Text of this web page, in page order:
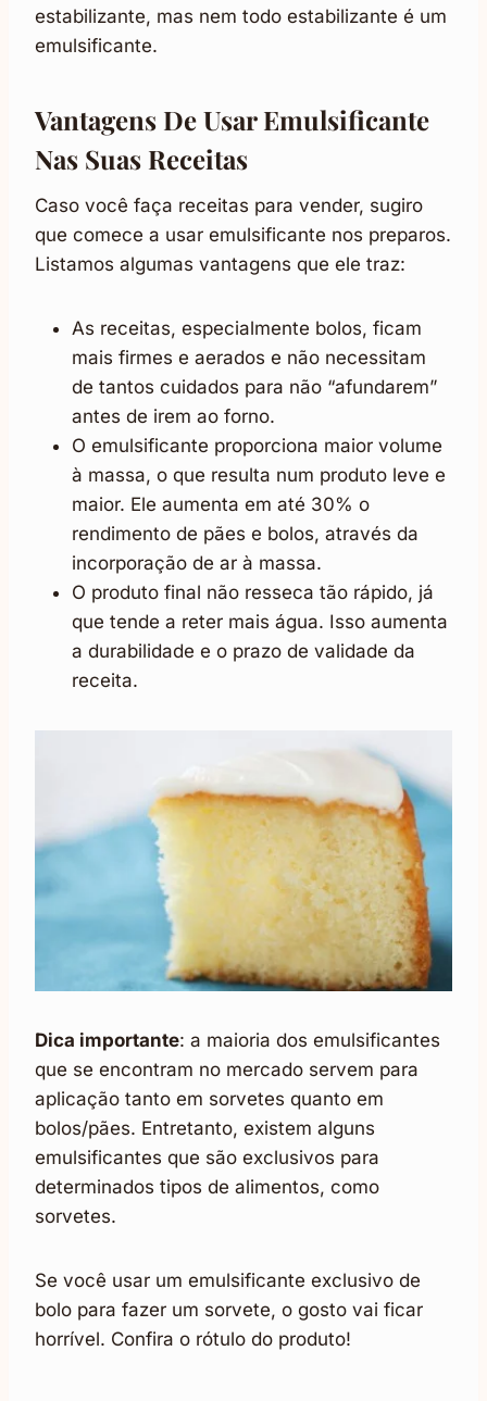
estabilizante, mas nem todo estabilizante é um
emulsificante.
Vantagens De Usar Emulsificante
Nas Suas Receitas
Caso você faça receitas para vender, sugiro
que comece a usar emulsificante nos preparos.
Listamos algumas vantagens que ele traz:
As receitas, especialmente bolos, ficam
mais firmes e aerados e não necessitam
de tantos cuidados para não “afundarem”
antes de irem ao forno.
O emulsificante proporciona maior volume
à massa, o que resulta num produto leve e
maior. Ele aumenta em até 30% o
rendimento de pães e bolos, através da
incorporação de ar à massa.
O produto final não resseca tão rápido, já
que tende a reter mais água. Isso aumenta
a durabilidade e o prazo de validade da
receita.
Dica importante: a maioria dos emulsificantes
que se encontram no mercado servem para
aplicação tanto em sorvetes quanto em
bolos/pães. Entretanto, existem alguns
emulsificantes que são exclusivos para
determinados tipos de alimentos, como
sorvetes.
Se você usar um emulsificante exclusivo de
bolo para fazer um sorvete, o gosto vai ficar
horrível. Confira o rótulo do produto!